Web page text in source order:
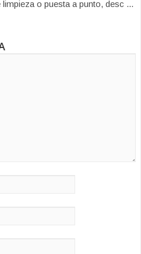
o puesta a punto, desc ...